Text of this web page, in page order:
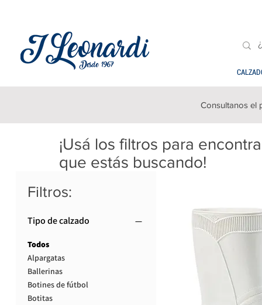
Filtros:
Tipo de calzado
Todos
Alpargatas
Ballerinas
Botines de fútbol
Botitas
¡Usá los filtros para
que estás buscando!
Consultanos el